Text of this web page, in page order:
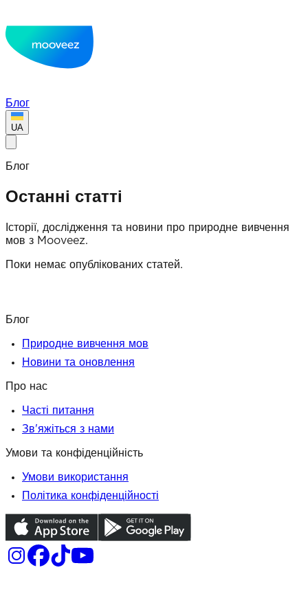
Блог
UA
Блог
Останні статті
Історії, дослідження та новини про природне вивчення
мов з Mooveez.
Поки немає опублікованих статей.
Блог
Природне вивчення мов
Новини та оновлення
Про нас
Часті питання
Зв'яжіться з нами
Умови та конфіденційність
Умови використання
Політика конфіденційності